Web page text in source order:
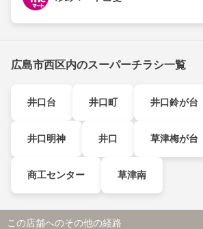
広島市西区内のスーパーチラシ一覧
井口台 井口町 井口鈴が台
井口明神 井口 草津梅が台
商工センター 草津南
この店舗へのその他の経路